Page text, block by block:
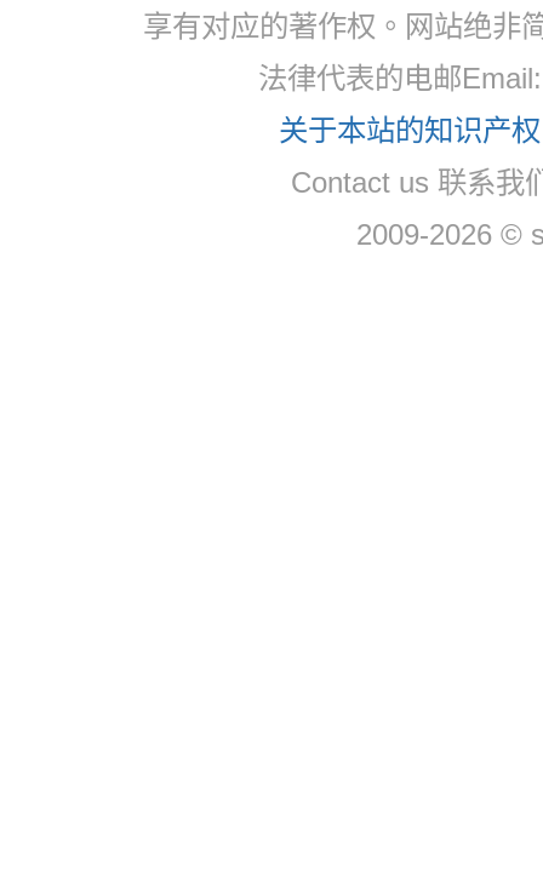
享有对应的著作权。网站绝非
法律代表的电邮
关于本站的知识产
Contact us 联系我
2009-2026 ©